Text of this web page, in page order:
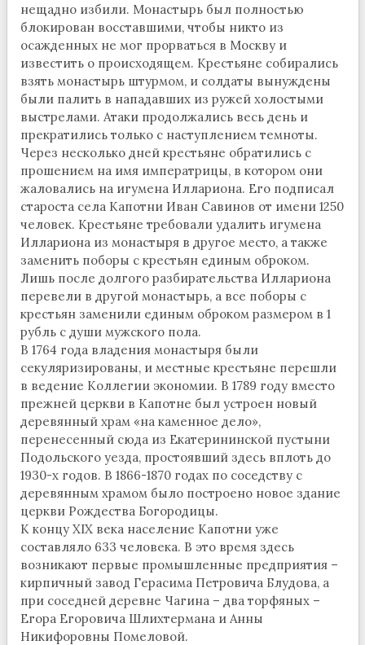
нещадно избили. Монастырь был полностью
блокирован восставшими, чтобы никто из
осажденных не мог прорваться в Москву и
известить о происходящем. Крестьяне собирались
взять монастырь штурмом, и солдаты вынуждены
были палить в нападавших из ружей холостыми
выстрелами. Атаки продолжались весь день и
прекратились только с наступлением темноты.
Через несколько дней крестьяне обратились с
прошением на имя императрицы, в котором они
жаловались на игумена Иллариона. Его подписал
староста села Капотни Иван Савинов от имени 1250
человек. Крестьяне требовали удалить игумена
Иллариона из монастыря в другое место, а также
заменить поборы с крестьян единым оброком.
Лишь после долгого разбирательства Иллариона
перевели в другой монастырь, а все поборы с
крестьян заменили единым оброком размером в 1
рубль с души мужского пола.
В 1764 года владения монастыря были
секуляризированы, и местные крестьяне перешли
в ведение Коллегии экономии. В 1789 году вместо
прежней церкви в Капотне был устроен новый
деревянный храм «на каменное дело»,
перенесенный сюда из Екатерининской пустыни
Подольского уезда, простоявший здесь вплоть до
1930-х годов. В 1866-1870 годах по соседству с
деревянным храмом было построено новое здание
церкви Рождества Богородицы.
К концу XIX века население Капотни уже
составляло 633 человека. В это время здесь
возникают первые промышленные предприятия –
кирпичный завод Герасима Петровича Блудова, а
при соседней деревне Чагина – два торфяных –
Егора Егоровича Шлихтермана и Анны
Никифоровны Помеловой.